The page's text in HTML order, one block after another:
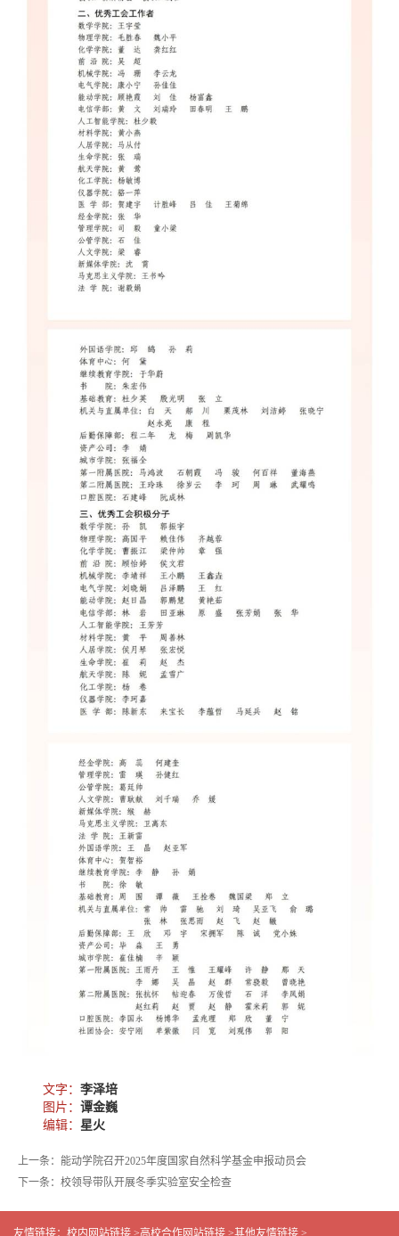
文字： 李泽培
图片： 谭金巍
编辑： 星火
上一条：能动学院召开2025年度国家自然科学基金申报动员会
下一条：校领导带队开展冬季实验室安全检查
友情链接： 校内网站链接 >高校合作网站链接 >其他友情链接 >